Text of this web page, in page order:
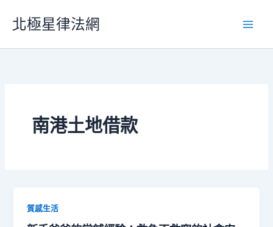
要
北極星律法網
南港土地借款
質感生活